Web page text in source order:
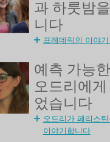
과 하룻밤
니다
프레데릭의 이야
예측 가능
오드리에
었습니다
오드리가 페리스
이야기합니다